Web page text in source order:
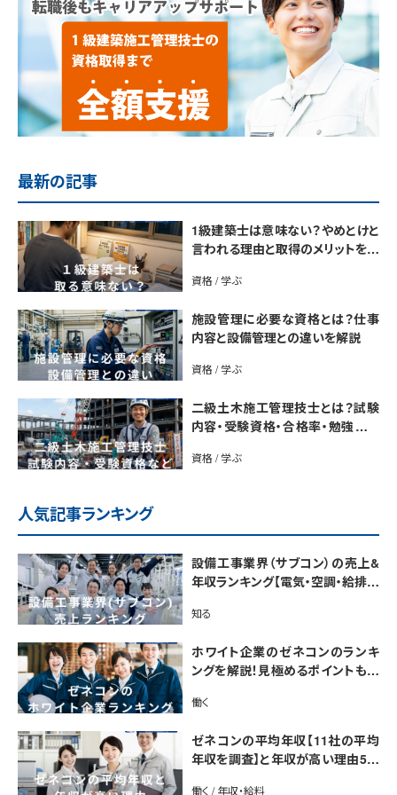
最新の記事
1級建築士は意味ない？やめとけと
言われる理由と取得のメリットを解
資格 / 学ぶ
施設管理に必要な資格とは？仕事
内容と設備管理との違いを解説
資格 / 学ぶ
二級土木施工管理技士とは？試験
内容・受験資格・合格率・勉強法を
資格 / 学ぶ
人気記事ランキング
設備工事業界（サブコン）の売上&
年収ランキング【電気・空調・給排水
市場規模も解説
知る
ホワイト企業のゼネコンのランキ
ングを解説！見極めるポイントも紹
働く
ゼネコンの平均年収【11社の平均
年収を調査】と年収が高い理由5選
働く / 年収・給料